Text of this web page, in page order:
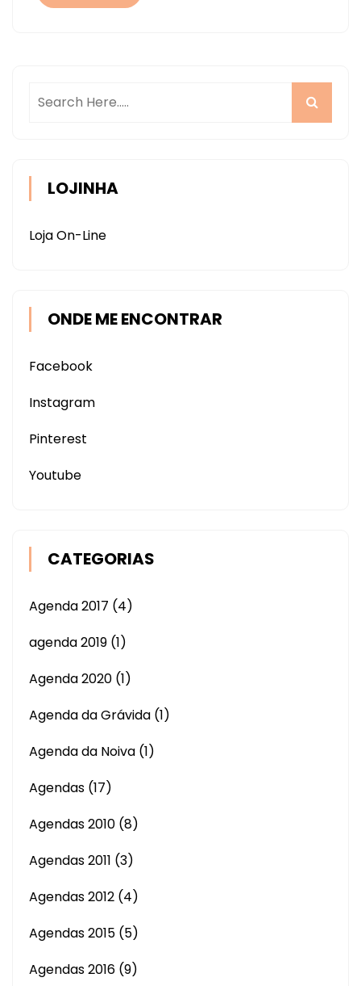
LOJINHA
Loja On-Line
ONDE ME ENCONTRAR
Facebook
Instagram
Pinterest
Youtube
CATEGORIAS
Agenda 2017 (4)
agenda 2019 (1)
Agenda 2020 (1)
Agenda da Grávida (1)
Agenda da Noiva (1)
Agendas (17)
Agendas 2010 (8)
Agendas 2011 (3)
Agendas 2012 (4)
Agendas 2015 (5)
Agendas 2016 (9)